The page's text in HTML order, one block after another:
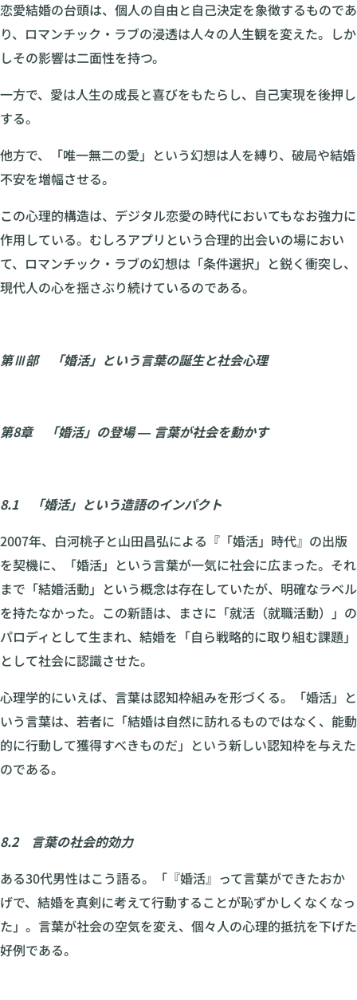
恋愛結婚の台頭は、個人の自由と自己決定を象徴するものであ
り、ロマンチック・ラブの浸透は人々の人生観を変えた。しか
しその影響は二面性を持つ。
一方で、愛は人生の成長と喜びをもたらし、自己実現を後押し
する。
他方で、「唯一無二の愛」という幻想は人を縛り、破局や結婚
不安を増幅させる。
この心理的構造は、デジタル恋愛の時代においてもなお強力に
作用している。むしろアプリという合理的出会いの場におい
て、ロマンチック・ラブの幻想は「条件選択」と鋭く衝突し、
現代人の心を揺さぶり続けているのである。
第Ⅲ部 「婚活」という言葉の誕生と社会心理
第8章 「婚活」の登場 ― 言葉が社会を動かす
8.1 「婚活」という造語のインパクト
2007年、白河桃子と山田昌弘による『「婚活」時代』の出版
を契機に、「婚活」という言葉が一気に社会に広まった。それ
まで「結婚活動」という概念は存在していたが、明確なラベル
を持たなかった。この新語は、まさに「就活（就職活動）」の
パロディとして生まれ、結婚を「自ら戦略的に取り組む課題」
として社会に認識させた。
心理学的にいえば、言葉は認知枠組みを形づくる。「婚活」と
いう言葉は、若者に「結婚は自然に訪れるものではなく、能動
的に行動して獲得すべきものだ」という新しい認知枠を与えた
のである。
8.2 言葉の社会的効力
ある30代男性はこう語る。「『婚活』って言葉ができたおか
げで、結婚を真剣に考えて行動することが恥ずかしくなくなっ
た」。言葉が社会の空気を変え、個々人の心理的抵抗を下げた
好例である。